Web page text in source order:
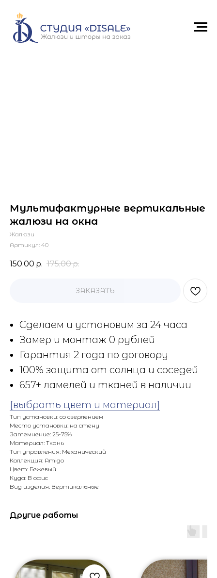
Мультифактурные вертикальные
жалюзи на окна
Жалюзи
Артикул: 40
150,00 р. 175,00 р.
ЗАКАЗАТЬ
Сделаем и установим за 24 часа
Замер и монтаж 0 рублей
Гарантия 2 года по договору
100% защита от солнца и соседей
657+ ламелей и тканей в наличии
[выбрать цвет и материал]
Тип установки: со сверлением
Место установки: на стену
Затемнение: 25-75%
Материал: Ткань
Тип управления: Механический
Коллекция: Amigo
Цвет: Бежевый
Куда: В офис
Вид изделия: Вертикальные
Другие работы